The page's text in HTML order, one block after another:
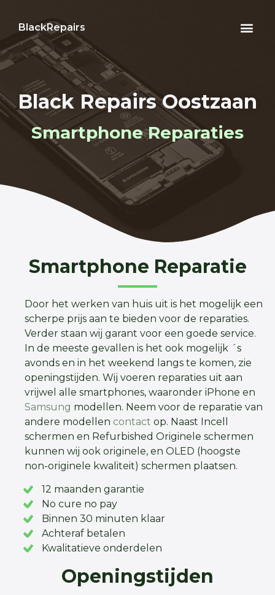
BlackRepairs
Black Repairs Oostzaan
Smartphone Reparaties
Smartphone Reparatie
Door het werken van huis uit is het mogelijk een
scherpe prijs aan te bieden voor de reparaties.
Verder staan wij garant voor een goede service.
In de meeste gevallen is het ook mogelijk ´s
avonds en in het weekend langs te komen, zie
openingstijden. Wij voeren reparaties uit aan
vrijwel alle smartphones, waaronder iPhone en
Samsung modellen. Neem voor de reparatie van
andere modellen contact op. Naast Incell
schermen en Refurbished Originele schermen
kunnen wij ook originele, en OLED (hoogste
non-originele kwaliteit) schermen plaatsen.
12 maanden garantie
No cure no pay
Binnen 30 minuten klaar
Achteraf betalen
Kwalitatieve onderdelen
Openingstijden